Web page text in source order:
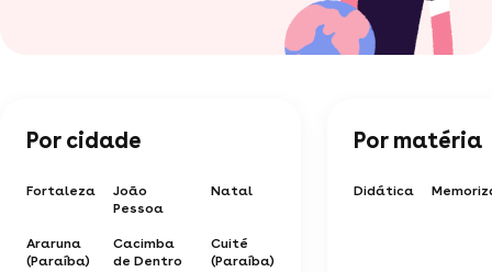
Por cidade
Fortaleza
João
Pessoa
Natal
Araruna
(Paraíba)
Cacimba
de Dentro
Cuité
(Paraíba)
Por matéria
Didática